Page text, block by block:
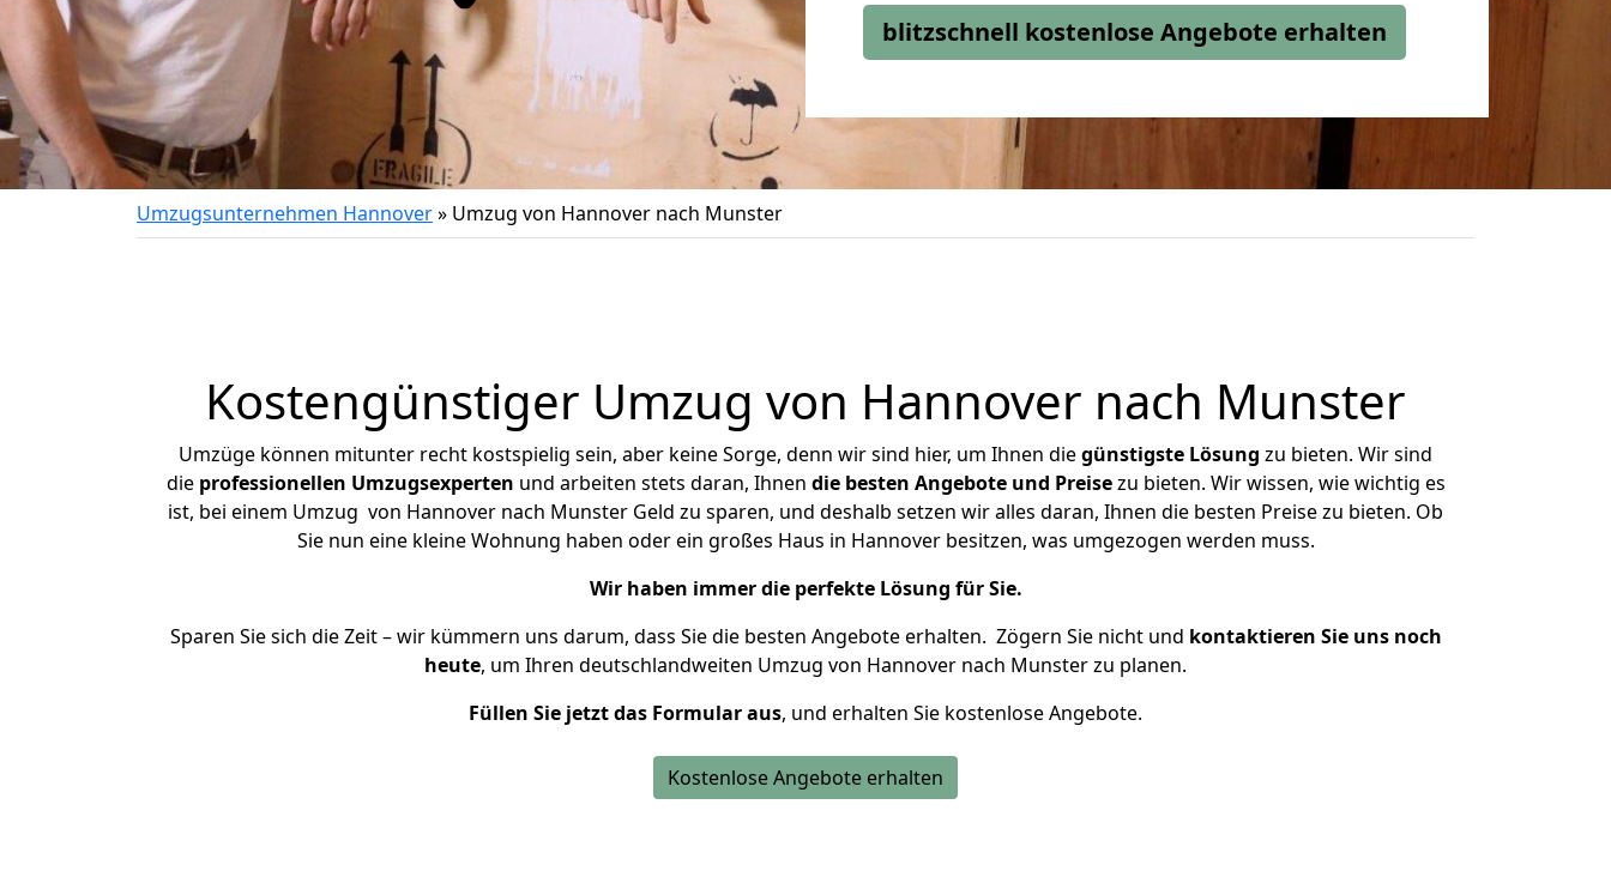
blitzschnell kostenlose Angebote erhalten
Umzugsunternehmen Hannover» Umzug von Hannover nach Munster
Kostengünstiger Umzug von Hannover nach Munster
Umzüge können mitunter recht kostspielig sein, aber keine Sorge, denn wir sind hier, um Ihnen diegünstigste Lösung zu bieten. Wir sind
die professionellen Umzugsexperten und arbeiten stets daran, Ihnen die besten Angebote und Preisezu bieten. Wir wissen, wie wichtig es
ist, bei einem Umzug von Hannover nach Munster Geld zu sparen, und deshalb setzen wir alles daran, Ihnen die besten Preise zu bieten. Ob
Sie nun eine kleine Wohnung haben oder ein großes Haus in Hannover besitzen, was umgezogen werden muss.
Wir haben immer die perfekte Lösung für Sie.
Sparen Sie sich die Zeit – wir kümmern uns darum, dass Sie die besten Angebote erhalten. Zögern Sie nicht und kontaktieren Sie uns noch
heute, um Ihren deutschlandweiten Umzug von Hannover nach Munster zu planen.
Füllen Sie jetzt das Formular aus, und erhalten Sie kostenlose Angebote.
Kostenlose Angebote erhalten